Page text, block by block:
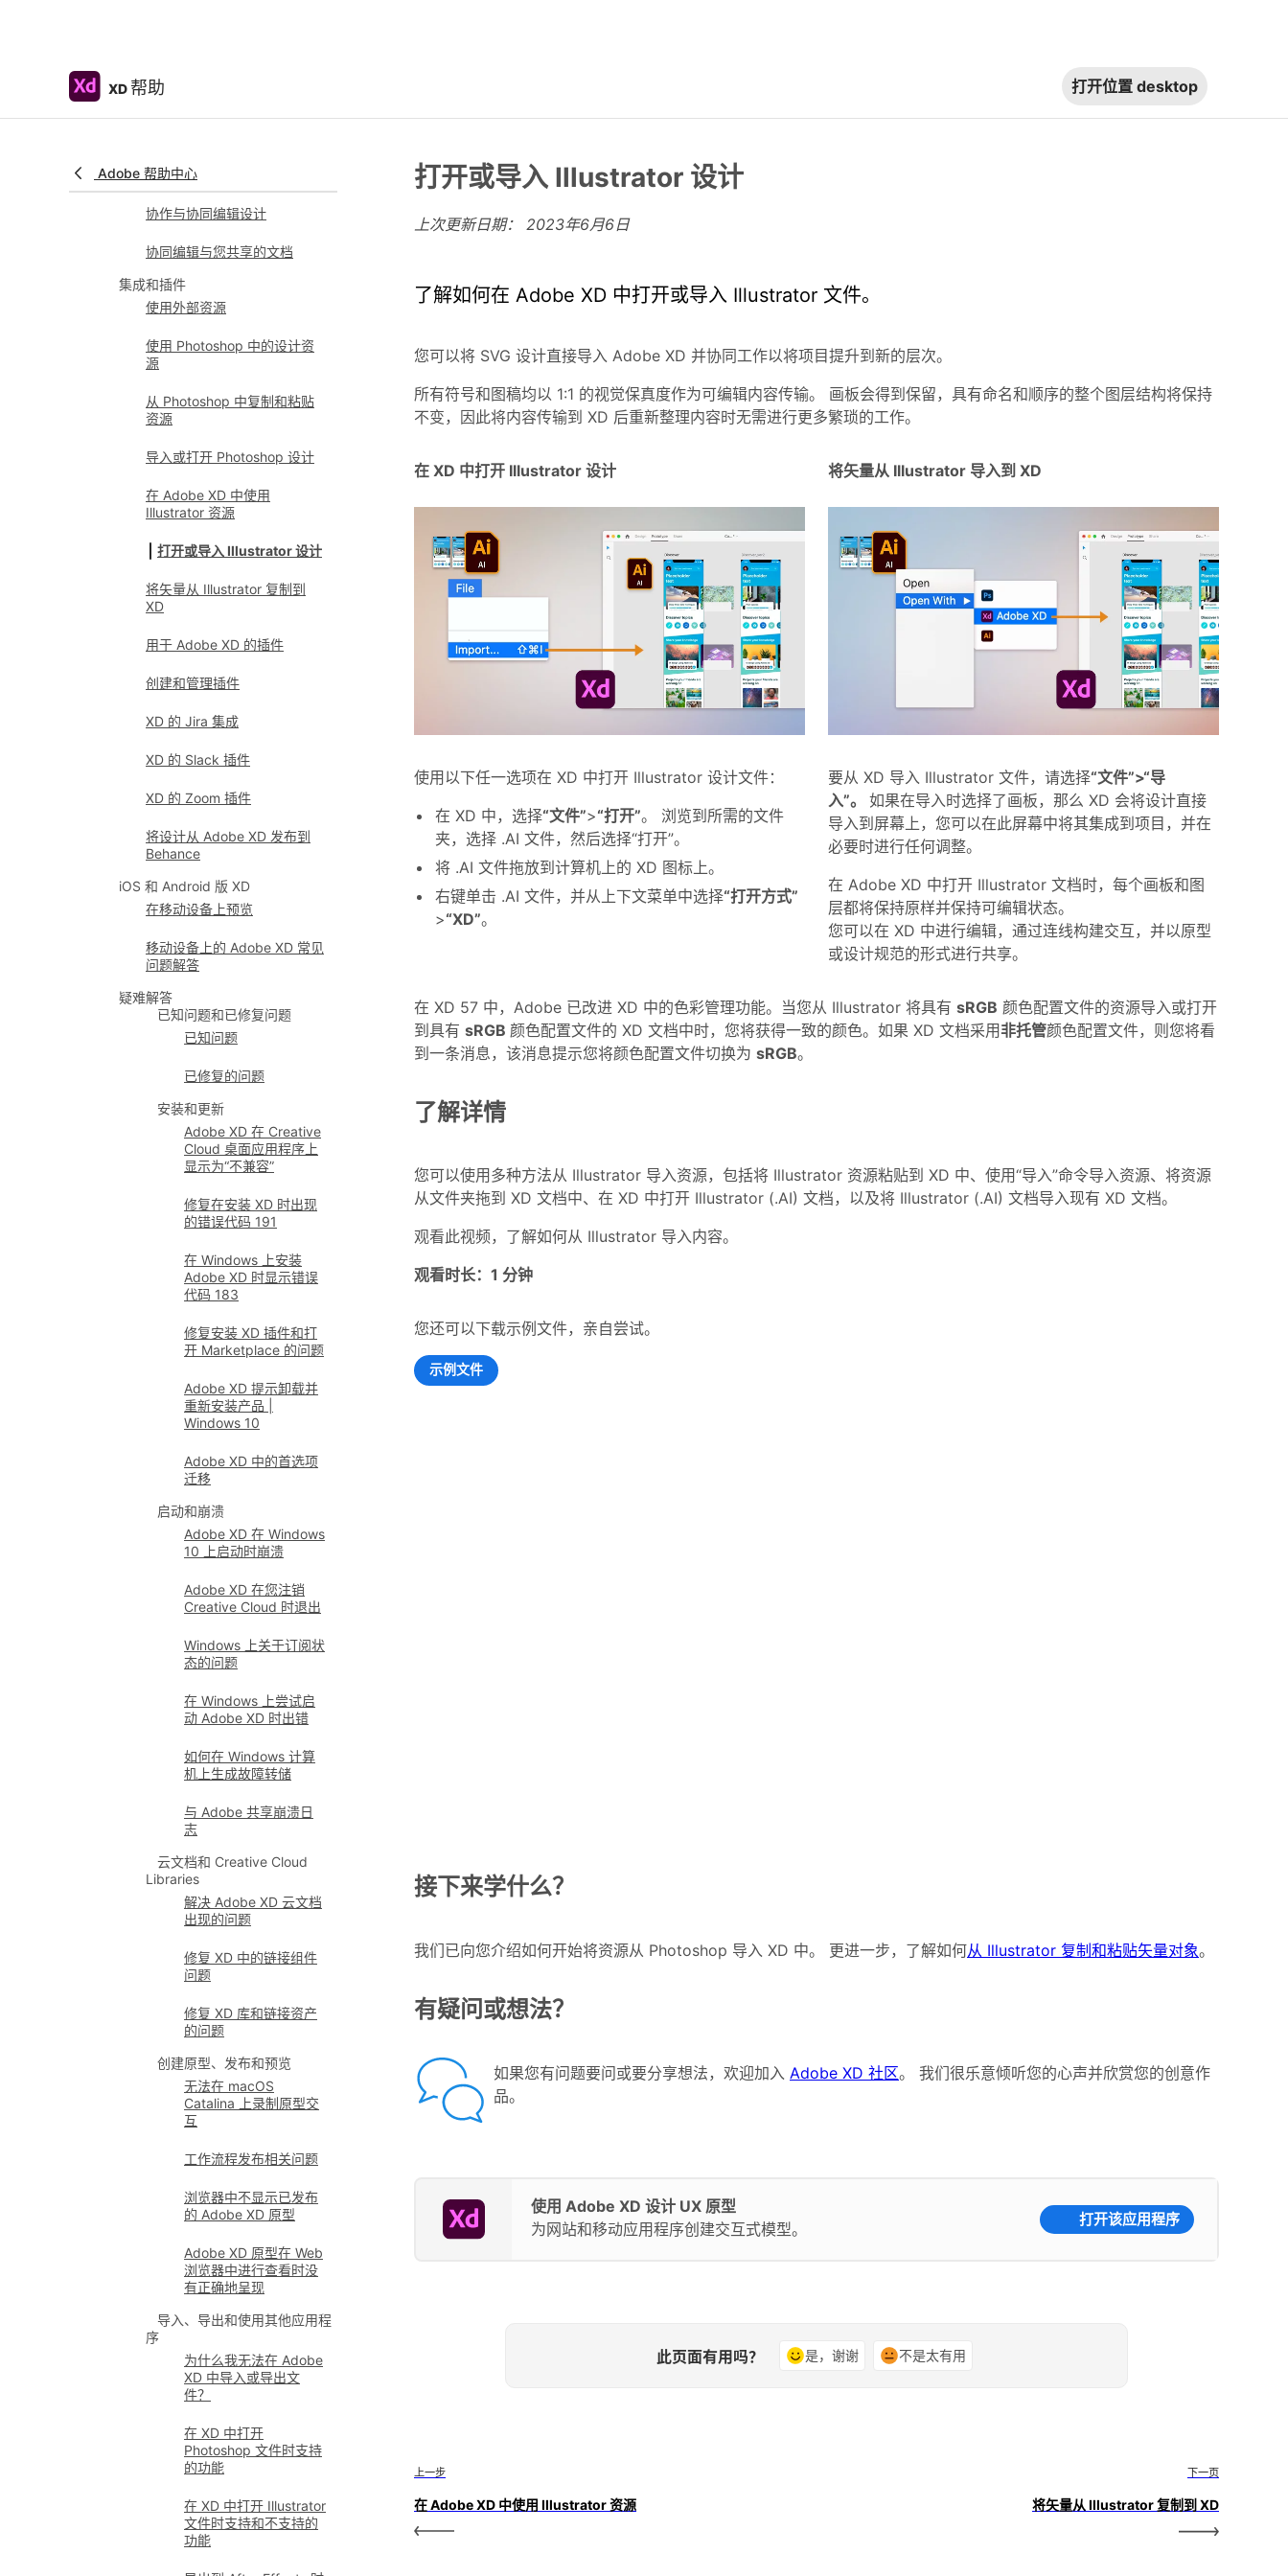
XD 帮助 打开位置 desktop
Adobe 帮助中心
Libraries 中的资源
Adobe XD 中的云文档
协作与协同编辑设计
协同编辑与您共享的文档
集成和插件
使用外部资源
使用 Photoshop 中的设计资
源
从 Photoshop 中复制和粘贴
资源
导入或打开 Photoshop 设计
在 Adobe XD 中使用
Illustrator 资源
打开或导入 Illustrator 设计
将矢量从 Illustrator 复制到
XD
用于 Adobe XD 的插件
创建和管理插件
XD 的 Jira 集成
XD 的 Slack 插件
XD 的 Zoom 插件
将设计从 Adobe XD 发布到
Behance
iOS 和 Android 版 XD
在移动设备上预览
移动设备上的 Adobe XD 常见
问题解答
疑难解答
已知问题和已修复问题
已知问题
已修复的问题
安装和更新
Adobe XD 在 Creative
Cloud 桌面应用程序上
显示为“不兼容”
修复在安装 XD 时出现
的错误代码 191
在 Windows 上安装
Adobe XD 时显示错误
代码 183
修复安装 XD 插件和打
开 Marketplace 的问题
Adobe XD 提示卸载并
重新安装产品 |
Windows 10
Adobe XD 中的首选项
迁移
启动和崩溃
Adobe XD 在 Windows
10 上启动时崩溃
Adobe XD 在您注销
Creative Cloud 时退出
Windows 上关于订阅状
态的问题
在 Windows 上尝试启
动 Adobe XD 时出错
如何在 Windows 计算
机上生成故障转储
与 Adobe 共享崩溃日
志
云文档和 Creative Cloud
Libraries
解决 Adobe XD 云文档
出现的问题
修复 XD 中的链接组件
问题
修复 XD 库和链接资产
的问题
创建原型、发布和预览
无法在 macOS
Catalina 上录制原型交
互
工作流程发布相关问题
浏览器中不显示已发布
的 Adobe XD 原型
Adobe XD 原型在 Web
浏览器中进行查看时没
有正确地呈现
导入、导出和使用其他应用程
序
为什么我无法在 Adobe
XD 中导入或导出文
件？
在 XD 中打开
Photoshop 文件时支持
的功能
在 XD 中打开 Illustrator
文件时支持和不支持的
功能
打开或导入 Illustrator 设计
上次更新日期： 2023年6月6日
了解如何在 Adobe XD 中打开或导入 Illustrator 文件。
您可以将 SVG 设计直接导入 Adobe XD 并协同工作以将项目提升到新的层次。
所有符号和图稿均以 1:1 的视觉保真度作为可编辑内容传输。 画板会得到保留，具有命名和顺序的整个图层结构将保持
不变，因此将内容传输到 XD 后重新整理内容时无需进行更多繁琐的工作。
在 XD 中打开 Illustrator 设计
使用以下任一选项在 XD 中打开 Illustrator 设计文件：
在 XD 中，选择“文件”>“打开”。 浏览到所需的文件
夹，选择 .AI 文件，然后选择“打开”。
将 .AI 文件拖放到计算机上的 XD 图标上。
右键单击 .AI 文件，并从上下文菜单中选择“打开方式”
>“XD”。
将矢量从 Illustrator 导入到 XD
要从 XD 导入 Illustrator 文件，请选择“文件”>“导
入”。 如果在导入时选择了画板，那么 XD 会将设计直接
导入到屏幕上，您可以在此屏幕中将其集成到项目，并在
必要时进行任何调整。
在 Adobe XD 中打开 Illustrator 文档时，每个画板和图
层都将保持原样并保持可编辑状态。
您可以在 XD 中进行编辑，通过连线构建交互，并以原型
或设计规范的形式进行共享。
在 XD 57 中，Adobe 已改进 XD 中的色彩管理功能。当您从 Illustrator 将具有 sRGB 颜色配置文件的资源导入或打开
到具有 sRGB 颜色配置文件的 XD 文档中时，您将获得一致的颜色。如果 XD 文档采用非托管颜色配置文件，则您将看
到一条消息，该消息提示您将颜色配置文件切换为 sRGB。
了解详情
您可以使用多种方法从 Illustrator 导入资源，包括将 Illustrator 资源粘贴到 XD 中、使用“导入”命令导入资源、将资源
从文件夹拖到 XD 文档中、在 XD 中打开 Illustrator (.AI) 文档，以及将 Illustrator (.AI) 文档导入现有 XD 文档。
观看此视频，了解如何从 Illustrator 导入内容。
观看时长：1 分钟
您还可以下载示例文件，亲自尝试。
示例文件
接下来学什么？
我们已向您介绍如何开始将资源从 Photoshop 导入 XD 中。 更进一步，了解如何从 Illustrator 复制和粘贴矢量对象。
有疑问或想法？
如果您有问题要问或要分享想法，欢迎加入 Adobe XD 社区。 我们很乐意倾听您的心声并欣赏您的创意作
品。
使用 Adobe XD 设计 UX 原型
为网站和移动应用程序创建交互式模型。
打开该应用程序
此页面有用吗？ 是，谢谢 不是太有用
上一步
在 Adobe XD 中使用 Illustrator 资源
下一页
将矢量从 Illustrator 复制到 XD